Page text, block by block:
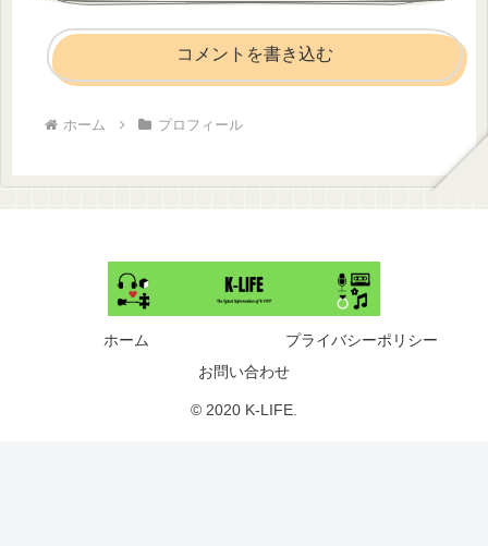
コメントを書き込む
ホーム プロフィール
ホーム
プライバシーポリシー
お問い合わせ
© 2020 K-LIFE.